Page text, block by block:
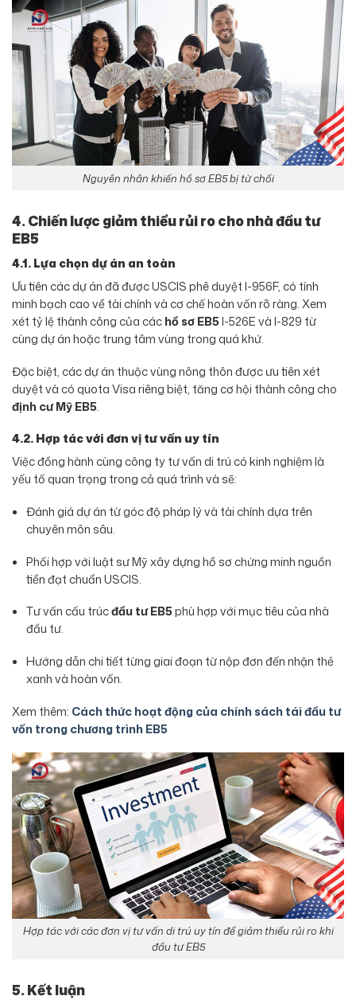
Nguyên nhân khiến hồ sơ EB5 bị từ chối
4. Chiến lược giảm thiểu rủi ro cho nhà đầu tư
EB5
4.1. Lựa chọn dự án an toàn
Ưu tiên các dự án đã được USCIS phê duyệt I-956F, có tính
minh bạch cao về tài chính và cơ chế hoàn vốn rõ ràng. Xem
xét tỷ lệ thành công của cáchồ sơ EB5I-526E và I-829 từ
cùng dự án hoặc trung tâm vùng trong quá khứ.
Đặc biệt, các dự án thuộc vùng nông thôn được ưu tiên xét
duyệt và có quota Visa riêng biệt, tăng cơ hội thành công cho
định cư Mỹ EB5.
4.2. Hợp tác với đơn vị tư vấn uy tín
Việc đồng hành cùng công ty tư vấn di trú có kinh nghiệm là
yếu tố quan trọng trong cả quá trình và sẽ:
Đánh giá dự án từ góc độ pháp lý và tài chính dựa trên
chuyên môn sâu.
Phối hợp với luật sư Mỹ xây dựng hồ sơ chứng minh nguồn
tiền đạt chuẩn USCIS.
Tư vấn cấu trúcđầu tư EB5phù hợp với mục tiêu của nhà
đầu tư.
Hướng dẫn chi tiết từng giai đoạn từ nộp đơn đến nhận thẻ
xanh và hoàn vốn.
Xem thêm: Cách thức hoạt động của chính sách tái đầu tư
vốn trong chương trình EB5
Hợp tác với các đơn vị tư vấn di trú uy tín để giảm thiểu rủi ro khi
đầu tư EB5
5. Kết luận